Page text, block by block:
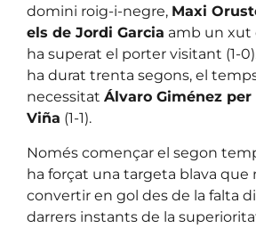
domini roig-i-negre, Maxi
els de Jordi Garcia amb un xut
ha superat el porter visitant (1-
ha durat trenta segons, el
necessitat Álvaro Giménez per
Viña (1-1).
Només començar el segon
ha forçat una targeta blava que
convertir en gol des de la falta
darrers instants de la